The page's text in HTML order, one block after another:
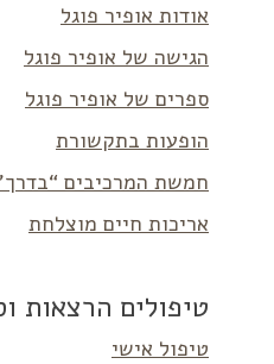
אודות אופיר פוגל
הגישה של אופיר פוגל
ספרים של אופיר פוגל
הופעות בתקשורת
חמשת המרכיבים
אריכות חיים מוצלחת
טיפולים הרצאות
טיפול אישי